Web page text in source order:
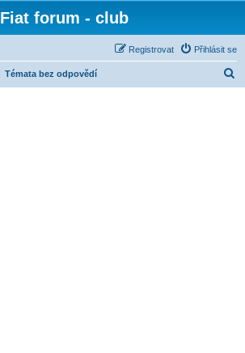
Fiat forum - club
Přihlásit se
Registrovat
Témata bez odpovědí